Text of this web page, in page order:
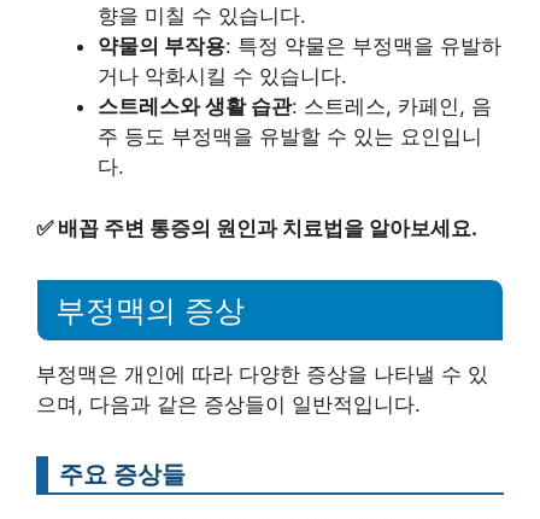
향을 미칠 수 있습니다.
약물의 부작용: 특정 약물은 부정맥을 유발하
거나 악화시킬 수 있습니다.
스트레스와 생활 습관: 스트레스, 카페인, 음
주 등도 부정맥을 유발할 수 있는 요인입니
다.
✅ 배꼽 주변 통증의 원인과 치료법을 알아보세요.
부정맥의 증상
부정맥은 개인에 따라 다양한 증상을 나타낼 수 있
으며, 다음과 같은 증상들이 일반적입니다.
주요 증상들